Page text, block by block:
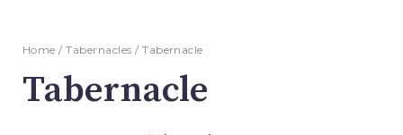
Home /Tabernacles / Tabernacle
Tabernacle